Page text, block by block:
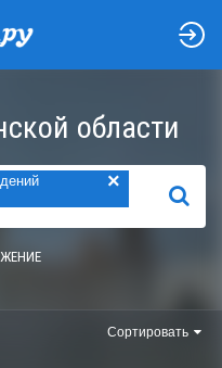
области
×
НАЙТИ
Сортировать